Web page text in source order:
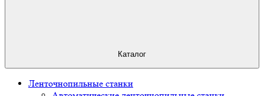
Каталог
Ленточнопильные станки